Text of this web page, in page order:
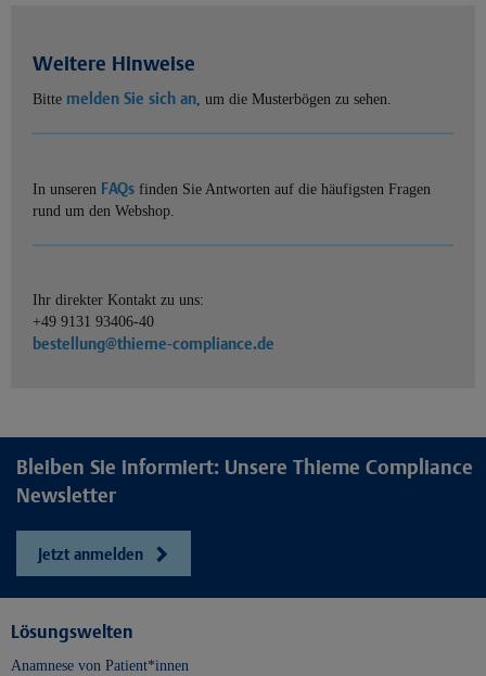
Weitere Hinweise
Bitte melden Sie sich an, um die Musterbögen zu sehen.
In unseren FAQs finden Sie Antworten auf die häufigsten Fragen
rund um den Webshop.
Ihr direkter Kontakt zu uns:
+49 9131 93406-40
bestellung@thieme-compliance.de
Bleiben Sie informiert: Unsere Thieme Compliance
Newsletter
Jetzt anmelden
Lösungswelten
Anamnese von Patient*innen